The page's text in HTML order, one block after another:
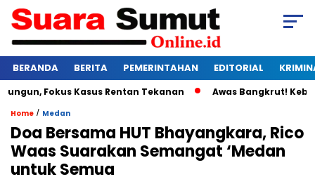
BERANDA BERITA PEMERINTAHAN EDITORIAL
Fokus Kasus Rentan Tekanan Awas Bangkrut! Kebun
Home / Medan
Doa Bersama HUT Bhayangkara, Rico
Waas Suarakan Semangat ‘Medan
untuk Semua